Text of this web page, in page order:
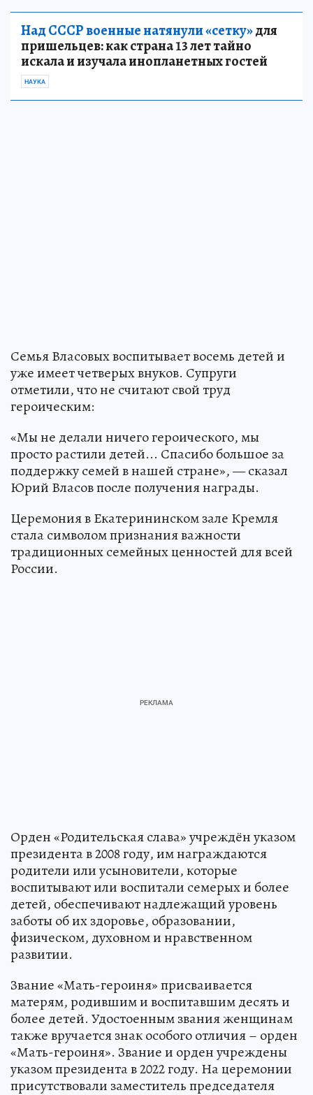
Над СССР военные натянули «сетку»для
пришельцев: как страна 13 лет тайно
искала и изучала инопланетных гостей
НАУКА
Семья Власовых воспитывает восемь детей и
уже имеет четверых внуков. Супруги
отметили, что не считают свой труд
героическим:
«Мы не делали ничего героического, мы
просто растили детей... Спасибо большое за
поддержку семей в нашей стране», — сказал
Юрий Власов после получения награды.
Церемония в Екатерининском зале Кремля
стала символом признания важности
традиционных семейных ценностей для всей
России.
Орден «Родительская слава» учреждён указом
президента в 2008 году, им награждаются
родители или усыновители, которые
воспитывают или воспитали семерых и более
детей, обеспечивают надлежащий уровень
заботы об их здоровье, образовании,
физическом, духовном и нравственном
развитии.
Звание «Мать-героиня» присваивается
матерям, родившим и воспитавшим десять и
более детей. Удостоенным звания женщинам
также вручается знак особого отличия – орден
«Мать-героиня». Звание и орден учреждены
указом президента в 2022 году. На церемонии
присутствовали заместитель председателя